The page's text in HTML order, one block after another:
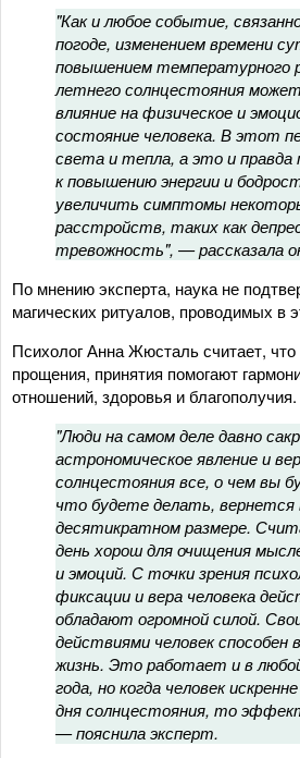
"Как и любое событие,
погоде, изменением времени
повышением температурного
летнего солнцестояния
влияние на физическое и
состояние человека. В этот
света и тепла, а это и
к повышению энергии и
увеличить симптомы
расстройств, таких как
тревожность", — рассказала
По мнению эксперта, наука не
магических ритуалов, проводимых в
Психолог Анна Жюсталь считает,
прощения, принятия помогают
отношений, здоровья и благополучия.
"Люди на самом деле давно
астрономическое явление и
солнцестояния все, о чем вы
что будете делать, вернется
десятикратном размере.
день хорош для очищения
и эмоций. С точки зрения
фиксации и вера человека
обладают огромной силой.
действиями человек способен
жизнь. Это работает и в
года, но когда человек
дня солнцестояния, то
— пояснила эксперт.